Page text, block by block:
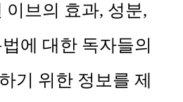
이브의 효과, 성분,
에 대한 독자들의
기 위한 정보를 제